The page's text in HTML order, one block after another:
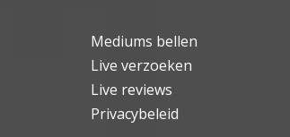
Mediums bellen
Live verzoeken
Live reviews
Privacybeleid